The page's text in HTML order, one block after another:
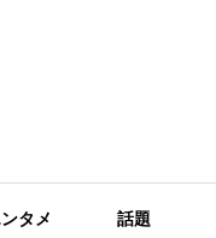
タメ 話題